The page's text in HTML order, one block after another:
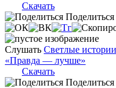
Скачать
Поделиться
Слушать Светлые истории
«Правда — лучше»
Скачать
Поделиться